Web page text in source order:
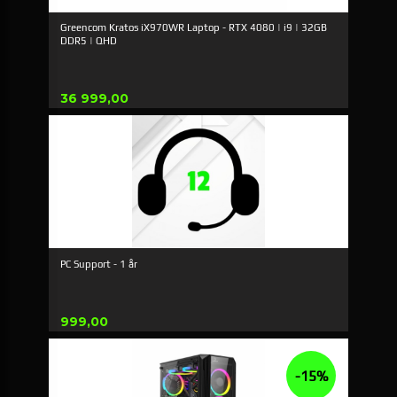
Greencom Kratos iX970WR Laptop - RTX 4080 | i9 | 32GB
DDR5 | QHD
Pris
36 999,00
PC Support - 1 år
Pris
999,00
-15%